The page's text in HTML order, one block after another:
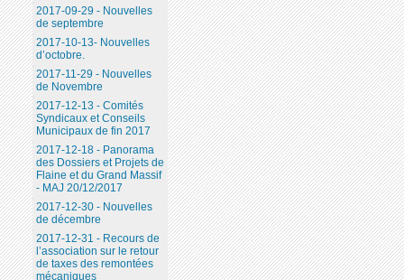
2017-09-29 - Nouvelles
de septembre
2017-10-13- Nouvelles
d’octobre.
2017-11-29 - Nouvelles
de Novembre
2017-12-13 - Comités
Syndicaux et Conseils
Municipaux de fin 2017
2017-12-18 - Panorama
des Dossiers et Projets de
Flaine et du Grand Massif
- MAJ 20/12/2017
2017-12-30 - Nouvelles
de décembre
2017-12-31 - Recours de
l’association sur le retour
de taxes des remontées
mécaniques